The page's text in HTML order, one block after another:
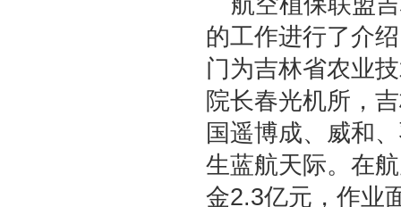
的工作进行了介
门为吉林省农业
院长春光机所，
国遥博成、威和
生蓝航天际。在
金2.3亿元，作业